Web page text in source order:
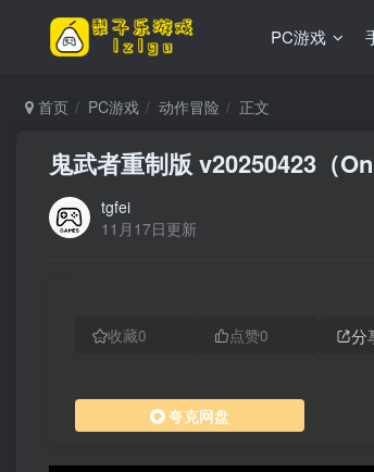
PC游戏
首页 PC游戏 动作冒险 正文
鬼武者重制版 v20250423（
tgfei
11月17日更新
收藏0 点赞0 分
夸克网盘